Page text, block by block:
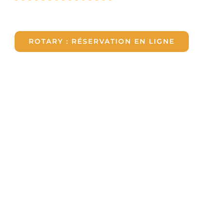
ROTARY : RÉSERVATION EN LIGNE